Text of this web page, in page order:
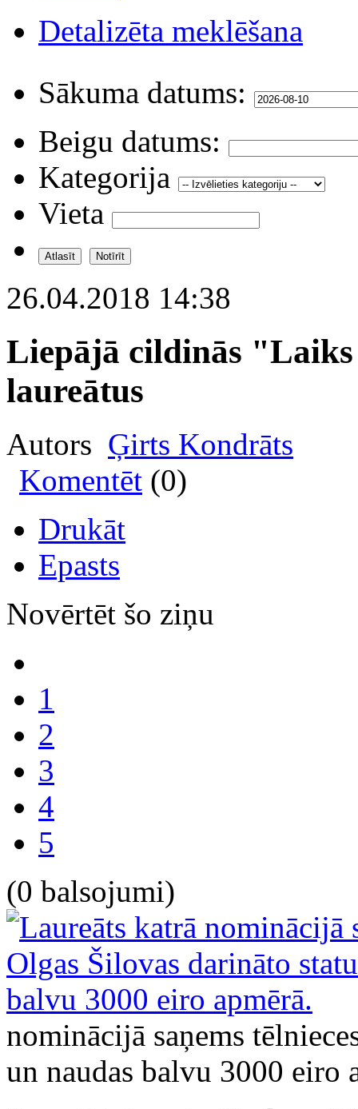
Detalizēta meklēšana
Sākuma datums:
Beigu datums:
Kategorija
Vieta
26.04.2018 14:38
Liepājā cildinās
laureātus
Autors Ģirts Kondrāts
Komentēt (0)
Drukāt
Epasts
Novērtēt šo ziņu
1
2
3
4
5
(0 balsojumi)
nominācijā saņems
un naudas balvu 3000 eiro